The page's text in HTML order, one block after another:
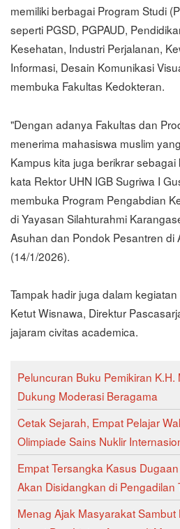
memiliki berbagai Program Studi
seperti PGSD, PGPAUD,
Kesehatan, Industri Perjalanan,
Informasi, Desain Komunikasi
membuka Fakultas Kedokteran.
"Dengan adanya Fakultas dan
menerima mahasiswa muslim
Kampus kita juga berikrar
kata Rektor UHN IGB Sugriwa I
membuka Program Pengabdian
di Yayasan Silahturahmi
Asuhan dan Pondok Pesantren di
(14/1/2026).
Tampak hadir juga dalam
Ketut Wisnawa, Direktur
jajaram civitas academica.
Peluncuran Buku Pemikiran K.H.
Dukung Moderasi Beragama
Cetak Sejarah, Empat Pelajar
Olimpiade Sains Nuklir
Empat Tersangka Kasus
Akan Disidangkan di Pengadilan
Menag Ajak Masyarakat